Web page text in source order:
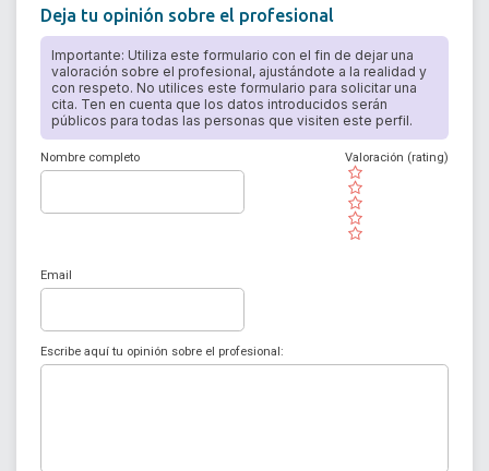
Deja tu opinión sobre el profesional
Importante: Utiliza este formulario con el fin de dejar una
valoración sobre el profesional, ajustándote a la realidad y
con respeto. No utilices este formulario para solicitar una
cita. Ten en cuenta que los datos introducidos serán
públicos para todas las personas que visiten este perfil.
Nombre completo
( )
( )
( )
( )
( )
Valoración (rating)
Email
Escribe aquí tu opinión sobre el profesional: